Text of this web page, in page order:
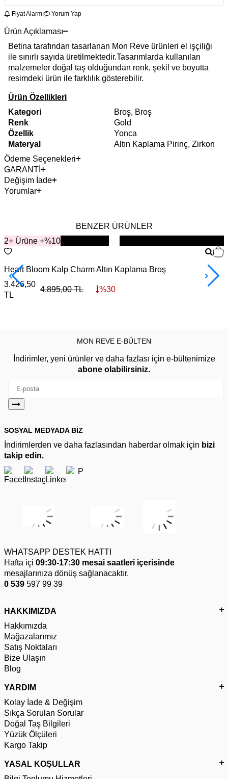
Fiyat Alarmı Yorum Yap
Ürün Açıklaması
Betina tarafından tasarlanan Mon Reve ürünleri el işçiliği
ile sınırlı sayıda üretilmektedir.Tasarımlarda kullanılan
malzemeler doğal taş olduğundan renk, şekil ve boyutta
resimdeki ürün ile farklılık gösterebilir.
Ürün Özellikleri
Kategori
Broş, Broş
Renk
Gold
Özellik
Yonca
Materyal
Altın Kaplama Pirinç, Zirkon
Ödeme Seçenekleri
GARANTİ
Değişim İade
Yorumlar
BENZER ÜRÜNLER
2+ Ürüne +%10
YENİ
Heart Bloom Kalp Charm Altın Kaplama Broş
3.426,50
TL
4.895,00TL %30
MON REVE E-BÜLTEN
İndirimler, yeni ürünler ve daha fazlası için e-bültenimize
abone olabilirsiniz.
SOSYAL MEDYADA BİZ
İndirimlerden ve daha fazlasından haberdar olmak için bizi
takip edin.
WHATSAPP DESTEK HATTI
Hafta içi 09:30-17:30 mesai saatleri içerisinde
mesajlarınıza dönüş sağlanacaktır.
0 539 597 99 39
HAKKIMIZDA
Hakkımızda
Mağazalarımız
Satış Noktaları
Bize Ulaşın
Blog
YARDIM
Kolay İade & Değişim
Sıkça Sorulan Sorular
Doğal Taş Bilgileri
Yüzük Ölçüleri
Kargo Takip
YASAL KOŞULLAR